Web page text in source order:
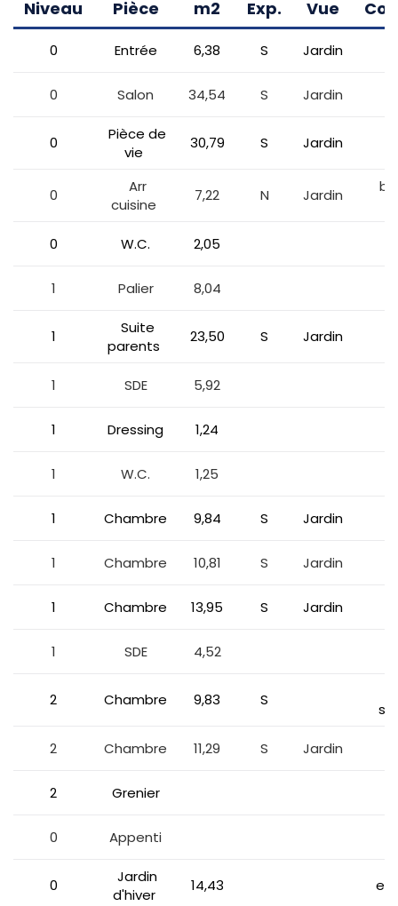
Niveau Pièce m2 Exp. Vue
0 Entrée 6,38 S Jardin
0 Salon 34,54 S Jardin
0
Pièce de
vie
30,79 S Jardin
0
Arr
cuisine
7,22 N Jardin
0 W.C. 2,05
1 Palier 8,04
1
Suite
parents
23,50 S Jardin
1 SDE 5,92
1 Dressing 1,24
1 W.C. 1,25
1 Chambre 9,84 S Jardin
1 Chambre 10,81 S Jardin
1 Chambre 13,95 S Jardin
1 SDE 4,52
2 Chambre 9,83 S
2 Chambre 11,29 S Jardin
2 Grenier
0 Appenti
0
Jardin
d'hiver
14,43